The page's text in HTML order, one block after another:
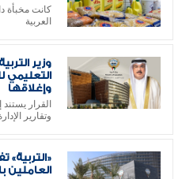
كانت مخبأة
العربية
وزير
التعليمي
وإغلاقها
القرار
وتقارير
العاملين